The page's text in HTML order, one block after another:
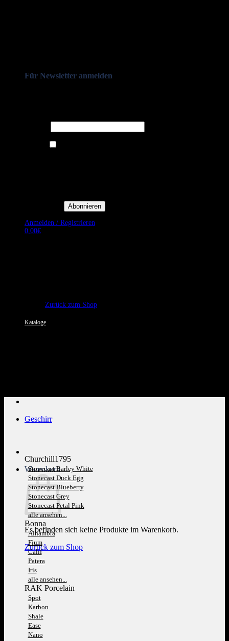
Für Newsletter anmelden
Anmelden / Registrieren
0,00€
Zurück zum Shop
Kataloge
Warenkorb
Es befinden sich keine Produkte im Warenkorb.
Zurück zum Shop
Geschirr
Churchill1795
Stonecast Barley White
Stonecast Duck Egg
Stonecast Blueberry
Stonecast Grey
Stonecast Petal Pink
alle ansehen...
Bonna
Alhambra
Fium
Calif
Patera
Iris
alle ansehen...
RAK Porcelain
Spot
Karbon
Shale
Ease
Nano